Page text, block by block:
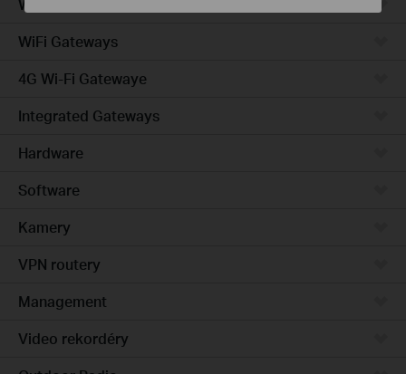
Wired Gateways
WiFi Gateways
4G Wi-Fi Gatewaye
Integrated Gateways
Hardware
Software
Kamery
VPN routery
Management
Video rekordéry